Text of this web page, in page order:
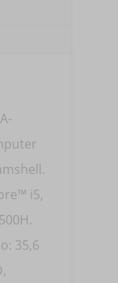
i5,
35,6